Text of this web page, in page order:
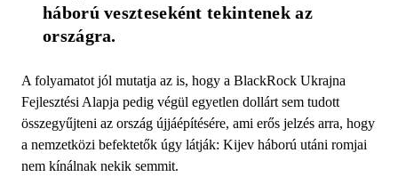
háború veszteseként tekintenek az
országra.
A folyamatot jól mutatja az is, hogy a BlackRock Ukrajna
Fejlesztési Alapja pedig végül egyetlen dollárt sem tudott
összegyűjteni az ország újjáépítésére, ami erős jelzés arra, hogy
a nemzetközi befektetők úgy látják: Kijev háború utáni romjai
nem kínálnak nekik semmit.